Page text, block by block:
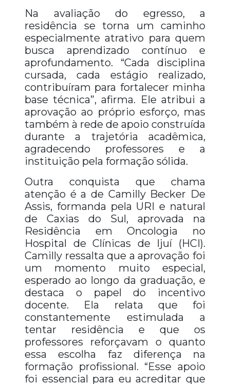
Na avaliação do egresso, a
residência se torna um caminho
especialmente atrativo para quem
busca aprendizado contínuo e
aprofundamento. “Cada disciplina
cursada, cada estágio realizado,
contribuíram para fortalecer minha
base técnica”, afirma. Ele atribui a
aprovação ao próprio esforço, mas
também à rede de apoio construída
durante a trajetória acadêmica,
agradecendo professores e a
instituição pela formação sólida.
Outra conquista que chama
atenção é a de Camilly Becker De
Assis, formanda pela URI e natural
de Caxias do Sul, aprovada na
Residência em Oncologia no
Hospital de Clínicas de Ijuí (HCI).
Camilly ressalta que a aprovação foi
um momento muito especial,
esperado ao longo da graduação, e
destaca o papel do incentivo
docente. Ela relata que foi
constantemente estimulada a
tentar residência e que os
professores reforçavam o quanto
essa escolha faz diferença na
formação profissional. “Esse apoio
foi essencial para eu acreditar que